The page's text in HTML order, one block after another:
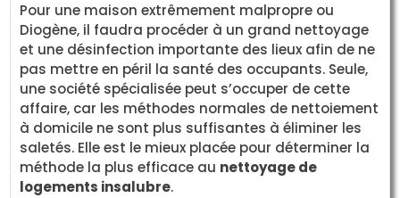
Pour une maison extrêmement malpropre ou
Diogène, il faudra procéder à un grand nettoyage
et une désinfection importante des lieux afin de ne
pas mettre en péril la santé des occupants. Seule,
une société spécialisée peut s’occuper de cette
affaire, car les méthodes normales de nettoiement
à domicile ne sont plus suffisantes à éliminer les
saletés. Elle est le mieux placée pour déterminer la
méthode la plus efficace au nettoyage de
logements insalubre.